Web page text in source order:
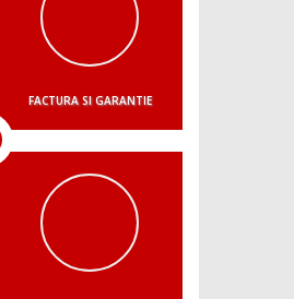
FACTURA SI GARANTIE